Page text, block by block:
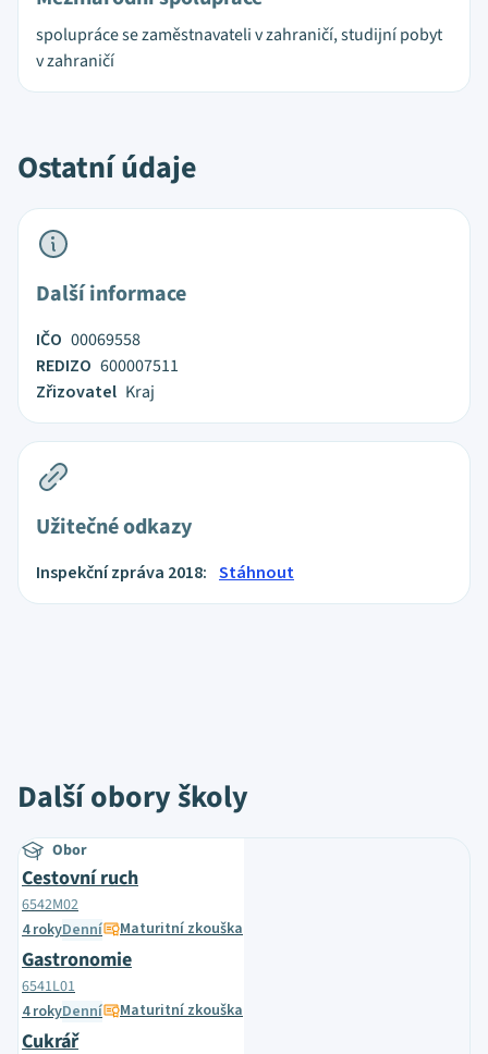
spolupráce se zaměstnavateli v zahraničí, studijní pobyt
v zahraničí
Ostatní údaje
Další informace
IČO 00069558
REDIZO 600007511
Zřizovatel Kraj
Užitečné odkazy
Inspekční zpráva 2018: Stáhnout
Další obory školy
Obor
Cestovní ruch
6542M02
4 rokyDenní Maturitní zkouška
Gastronomie
6541L01
4 rokyDenní Maturitní zkouška
Cukrář